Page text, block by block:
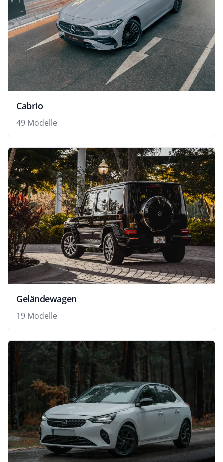
Cabrio
49 Modelle
Geländewagen
19 Modelle